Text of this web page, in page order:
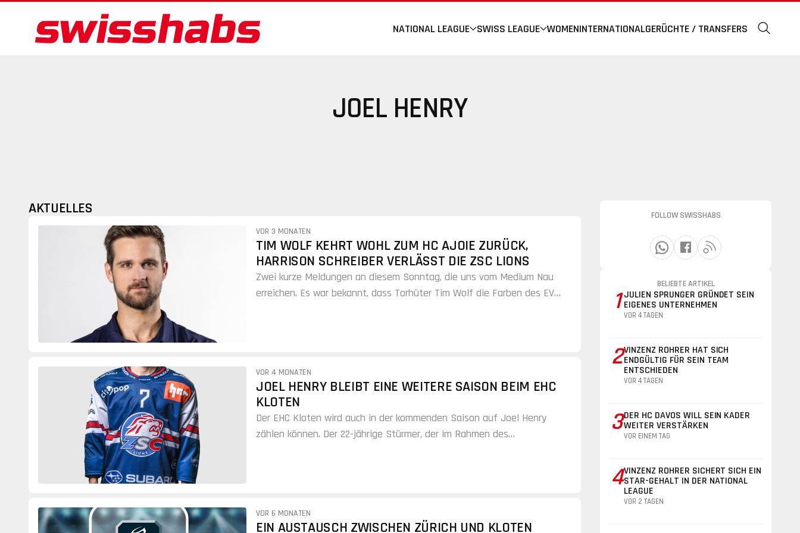
NATIONAL LEAGUE SWISS LEAGUE WOMENINTERNATIONALGERÜCHTE / TRANSFERS
JOEL HENRY
AKTUELLES
VOR 3 MONATEN
TIM WOLF KEHRT WOHL ZUM HC AJOIE ZURÜCK,
HARRISON SCHREIBER VERLÄSST DIE ZSC LIONS
Zwei kurze Meldungen an diesem Sonntag, die uns vom Medium Nau
erreichen. Es war bekannt, dass Torhüter Tim Wolf die Farben des EV
VOR 4 MONATEN
JOEL HENRY BLEIBT EINE WEITERE SAISON BEIM EHC
KLOTEN
Der EHC Kloten wird auch in der kommenden Saison auf Joel Henry
zählen können. Der 22-jährige Stürmer, der im Rahmen des
VOR 6 MONATEN
EIN AUSTAUSCH ZWISCHEN ZÜRICH UND KLOTEN
FOLLOW SWISSHABS
BELIEBTE ARTIKEL
1 JULIEN SPRUNGER GRÜNDET SEIN
EIGENES UNTERNEHMEN
VOR 4 TAGEN
2VINZENZ ROHRER HAT SICH
ENDGÜLTIG FÜR SEIN TEAM
ENTSCHIEDEN
VOR 4 TAGEN
3DER HC DAVOS WILL SEIN KADER
WEITER VERSTÄRKEN
VOR EINEM TAG
4VINZENZ ROHRER SICHERT SICH EIN
STAR-GEHALT IN DER NATIONAL
LEAGUE
VOR 2 TAGEN